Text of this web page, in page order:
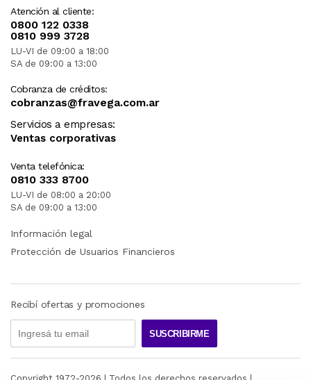
Atención al cliente:
0800 122 0338
0810 999 3728
LU-VI de 09:00 a 18:00
SA de 09:00 a 13:00
Cobranza de créditos:
cobranzas@fravega.com.ar
Servicios a empresas:
Ventas corporativas
Venta telefónica:
0810 333 8700
LU-VI de 08:00 a 20:00
SA de 09:00 a 13:00
Información legal
Protección de Usuarios Financieros
Recibí ofertas y promociones
SUSCRIBIRME